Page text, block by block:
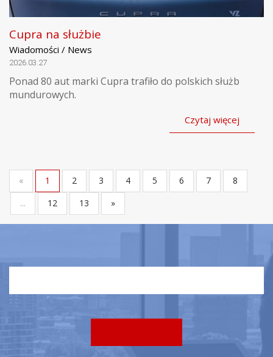
Cupra na służbie
Wiadomości / News
2026.03.27
Ponad 80 aut marki Cupra trafiło do polskich służb
mundurowych.
Czytaj więcej
« 1 2 3 4 5 6 7
8
...
12 13 »